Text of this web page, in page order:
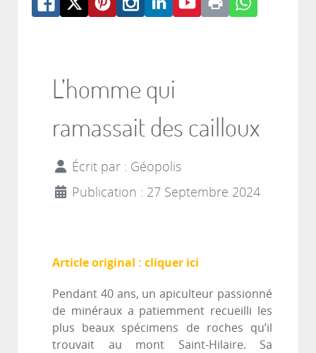
L’homme qui
ramassait des cailloux
Écrit par : Géopolis
Publication : 27 Septembre 2024
Article original : cliquer ici
Pendant 40 ans, un apiculteur passionné
de minéraux a patiemment recueilli les
plus beaux spécimens de roches qu’il
trouvait au mont Saint-Hilaire. Sa